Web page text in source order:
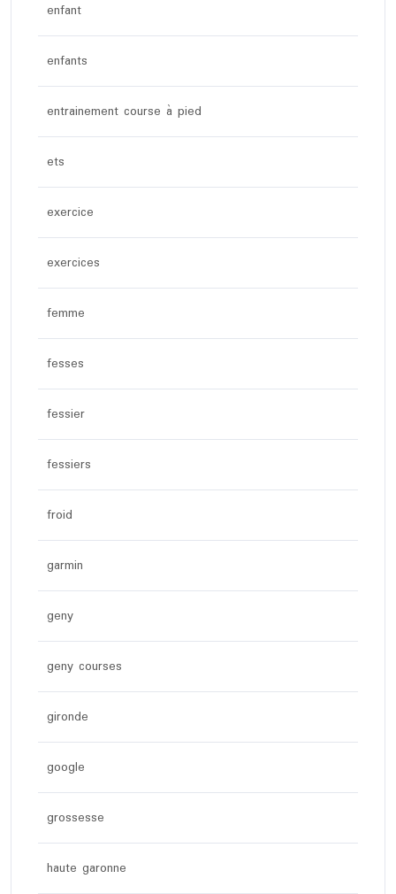
enfant
enfants
entrainement course à pied
ets
exercice
exercices
femme
fesses
fessier
fessiers
froid
garmin
geny
geny courses
gironde
google
grossesse
haute garonne